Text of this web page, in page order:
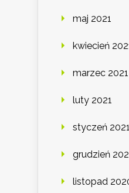
maj 2021
kwiecień
marzec 2021
luty 2021
styczeń 2021
grudzień
listopad